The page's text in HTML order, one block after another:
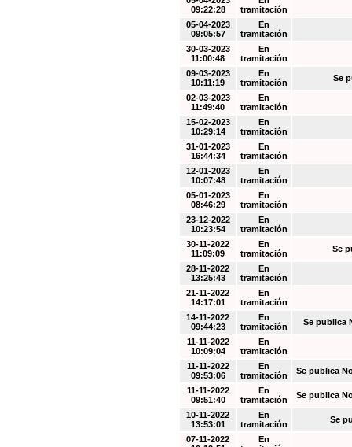
09:22:28
tramitación
05-04-2023
09:05:57
En
tramitación
30-03-2023
11:00:48
En
tramitación
09-03-2023
10:11:19
En
tramitación
Se
02-03-2023
11:49:40
En
tramitación
15-02-2023
10:29:14
En
tramitación
31-01-2023
16:44:34
En
tramitación
12-01-2023
10:07:48
En
tramitación
05-01-2023
08:46:29
En
tramitación
23-12-2022
10:23:54
En
tramitación
30-11-2022
11:09:09
En
tramitación
Se
28-11-2022
13:25:43
En
tramitación
21-11-2022
14:17:01
En
tramitación
14-11-2022
09:44:23
En
tramitación
Se publica
11-11-2022
10:09:04
En
tramitación
11-11-2022
09:53:06
En
tramitación
Se publica
11-11-2022
09:51:40
En
tramitación
Se publica
10-11-2022
13:53:01
En
tramitación
Se
07-11-2022
En